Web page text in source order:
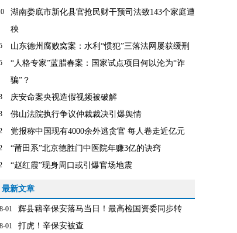
湖南娄底市新化县官抢民财干预司法致143个家庭遭
秧
山东德州腐败窝案：水利“惯犯”三落法网屡获缓刑
“人格专家”蓝腊春案：国家试点项目何以沦为“诈
骗”？
庆安命案央视造假视频被破解
佛山法院执行争议仲裁裁决引爆舆情
党报称中国现有4000余外逃贪官 每人卷走近亿元
“莆田系”北京德胜门中医院年赚3亿的诀窍
“赵红霞”现身周口或引爆官场地震
最新文章
01 辉县籍辛保安落马当日！最高检国资委同步转
01 打虎！辛保安被查